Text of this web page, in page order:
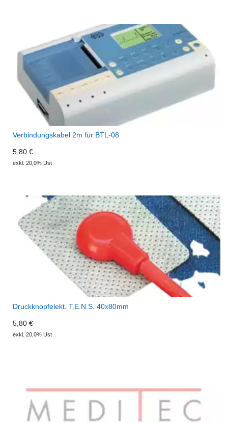
Verbindungskabel 2m für BTL-08
5,80 €
exkl. 20,0% Ust
Druckknopfelekt. T.E.N.S. 40x80mm
5,80 €
exkl. 20,0% Ust